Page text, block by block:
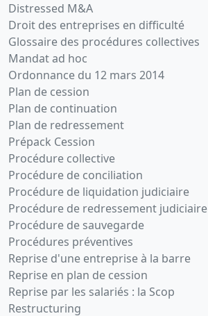
Distressed M&A
Droit des entreprises en difficulté
Glossaire des procédures collectives
Mandat ad hoc
Ordonnance du 12 mars 2014
Plan de cession
Plan de continuation
Plan de redressement
Prépack Cession
Procédure collective
Procédure de conciliation
Procédure de liquidation judiciaire
Procédure de redressement judiciaire
Procédure de sauvegarde
Procédures préventives
Reprise d'une entreprise à la barre
Reprise en plan de cession
Reprise par les salariés : la Scop
Restructuring